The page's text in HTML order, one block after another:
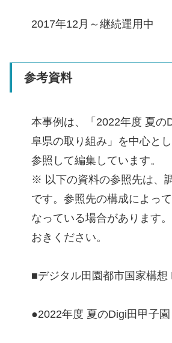
2017年12月～継続運用中
参考資料
本事例は、「2022年度 夏
阜県の取り組み」を中心と
参照して編集しています。
※ 以下の資料の参照先は、
です。参照先の構成によっ
なっている場合があります
おきください。
■デジタル田園都市国家構想
●2022年度 夏のDigi田甲子園